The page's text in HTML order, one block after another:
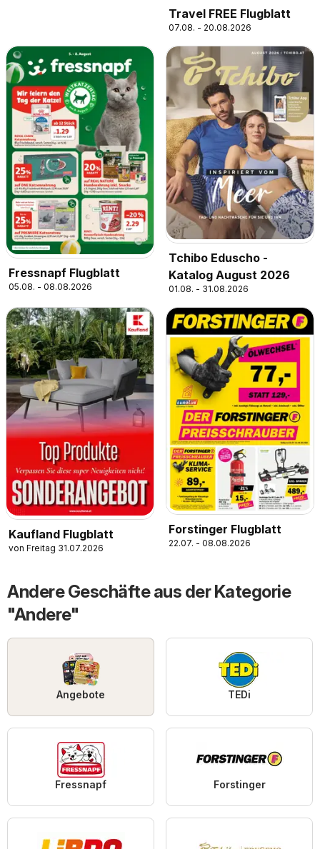
Travel FREE Flugblatt
07.08. - 20.08.2026
Fressnapf Flugblatt
05.08. - 08.08.2026
Tchibo Eduscho -
Katalog August 2026
01.08. - 31.08.2026
Kaufland Flugblatt
von Freitag 31.07.2026
Forstinger Flugblatt
22.07. - 08.08.2026
Andere Geschäfte aus der Kategorie
"Andere"
Angebote TEDi
Fressnapf Forstinger